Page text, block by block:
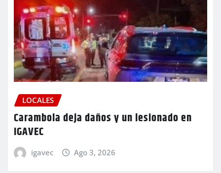
LOCALES
Carambola deja daños y un lesionado en
IGAVEC
igavec Ago 3, 2026